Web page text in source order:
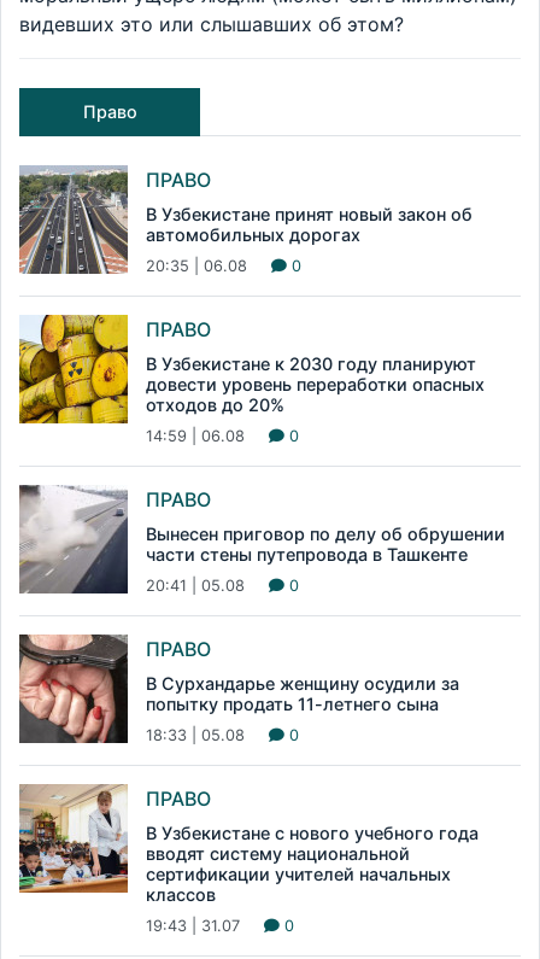
видевших это или слышавших об этом?
Право
ПРАВО
В Узбекистане принят новый закон об
автомобильных дорогах
20:35 | 06.08 0
ПРАВО
В Узбекистане к 2030 году планируют
довести уровень переработки опасных
отходов до 20%
14:59 | 06.08 0
ПРАВО
Вынесен приговор по делу об обрушении
части стены путепровода в Ташкенте
20:41 | 05.08 0
ПРАВО
В Сурхандарье женщину осудили за
попытку продать 11-летнего сына
18:33 | 05.08 0
ПРАВО
В Узбекистане с нового учебного года
вводят систему национальной
сертификации учителей начальных
классов
19:43 | 31.07 0